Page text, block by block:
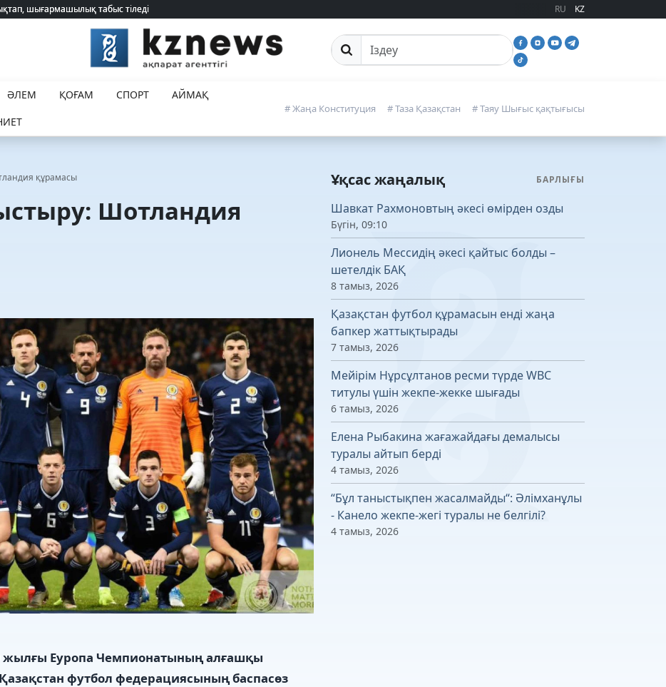
шығармашылық табыс тіледі
шығармашылық табыс тіледі RU KZ
Сайттан іздеу
ӘЛЕМ ҚОҒАМ СПОРТ
АЙМАҚ
# Жаңа Конституция # Таза Қазақстан # Таяу Шығыс қақтығысы
құрамасы
Шотландия
жылғы Еуропа Чемпионатының алғашқы
футбол федерациясының баспасөз
Ұқсас жаңалық БАРЛЫҒЫ
Шавкат Рахмоновтың әкесі өмірден озды
Бүгін, 09:10
Лионель Мессидің әкесі қайтыс болды –
шетелдік БАҚ
8 тамыз, 2026
Қазақстан футбол құрамасын енді жаңа
бапкер жаттықтырады
7 тамыз, 2026
Мейірім Нұрсұлтанов ресми түрде WBC
титулы үшін жекпе-жекке шығады
6 тамыз, 2026
Елена Рыбакина жағажайдағы демалысы
туралы айтып берді
4 тамыз, 2026
“Бұл таныстықпен жасалмайды“: Әлімханұлы
- Канело жекпе-жегі туралы не белгілі?
4 тамыз, 2026